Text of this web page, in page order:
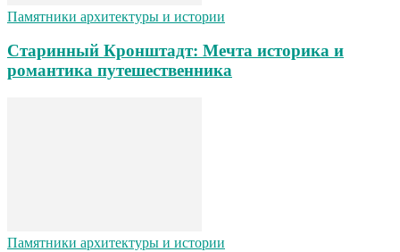
Памятники архитектуры и истории
Старинный Кронштадт: Мечта историка и
романтика путешественника
Памятники архитектуры и истории